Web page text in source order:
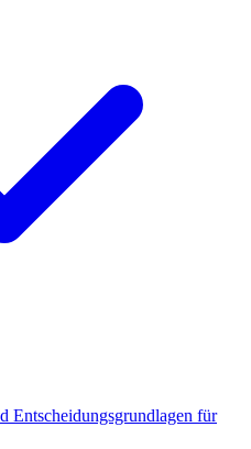
Entscheidungsgrundlagen für